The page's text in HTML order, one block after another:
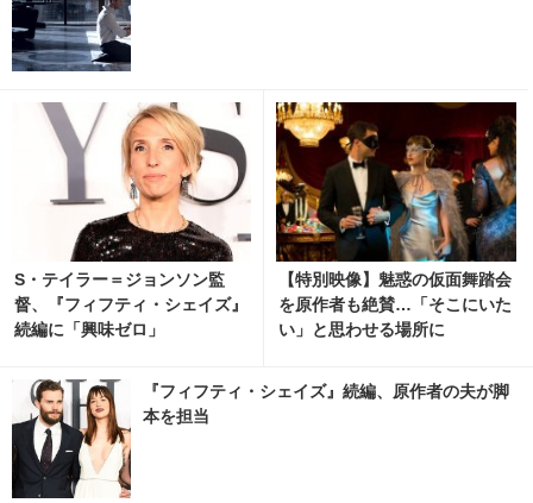
S・テイラー＝ジョンソン監
督、『フィフティ・シェイズ』
続編に「興味ゼロ」
【特別映像】魅惑の仮面舞踏会
を原作者も絶賛…「そこにいた
い」と思わせる場所に
『フィフティ・シェイズ』続編、原作者の夫が脚
本を担当